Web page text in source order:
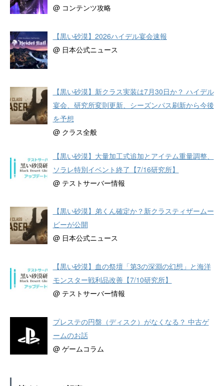
@ コンテンツ攻略
【黒い砂漠】2026ハイデル宴会速報
@ 日本公式ニュース
【黒い砂漠】新クラス実装は7月30日か？ ハイデル
宴会、研究所変則更新、シーズンパス刷新から今後
を予想
@ クラス全般
【黒い砂漠】大量加工式追加とアイテム重量調整、
ソラレ特別イベント終了【7/16研究所】
@ テストサーバー情報
【黒い砂漠】弟くん確定か？新クラスティザームー
ビーが公開
@ 日本公式ニュース
【黒い砂漠】血の祭壇「第3の深淵の幻想」と海洋
モンスター戦利品改善【7/10研究所】
@ テストサーバー情報
プレステの円盤（ディスク）がなくなる？ 中古ゲ
ームのお話
@ ゲームコラム